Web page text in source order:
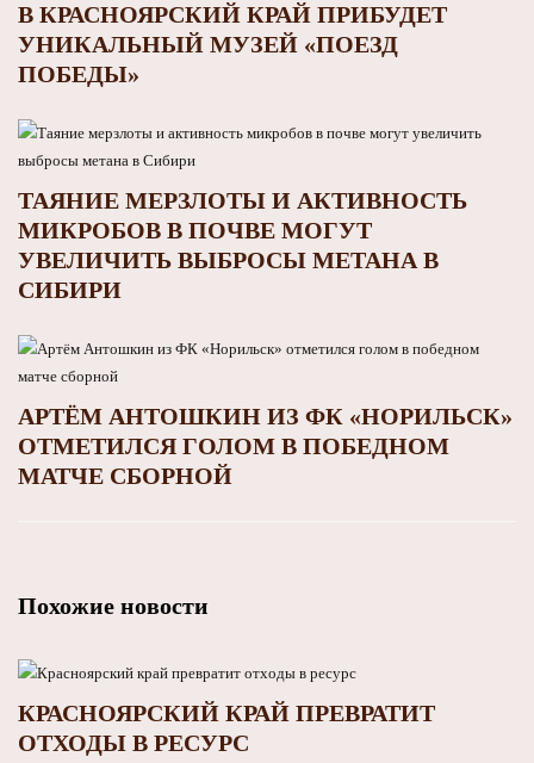
В КРАСНОЯРСКИЙ КРАЙ ПРИБУДЕТ
УНИКАЛЬНЫЙ МУЗЕЙ «ПОЕЗД
ПОБЕДЫ»
ТАЯНИЕ МЕРЗЛОТЫ И АКТИВНОСТЬ
МИКРОБОВ В ПОЧВЕ МОГУТ
УВЕЛИЧИТЬ ВЫБРОСЫ МЕТАНА В
СИБИРИ
АРТЁМ АНТОШКИН ИЗ ФК «НОРИЛЬСК»
ОТМЕТИЛСЯ ГОЛОМ В ПОБЕДНОМ
МАТЧЕ СБОРНОЙ
Похожие новости
КРАСНОЯРСКИЙ КРАЙ ПРЕВРАТИТ
ОТХОДЫ В РЕСУРС